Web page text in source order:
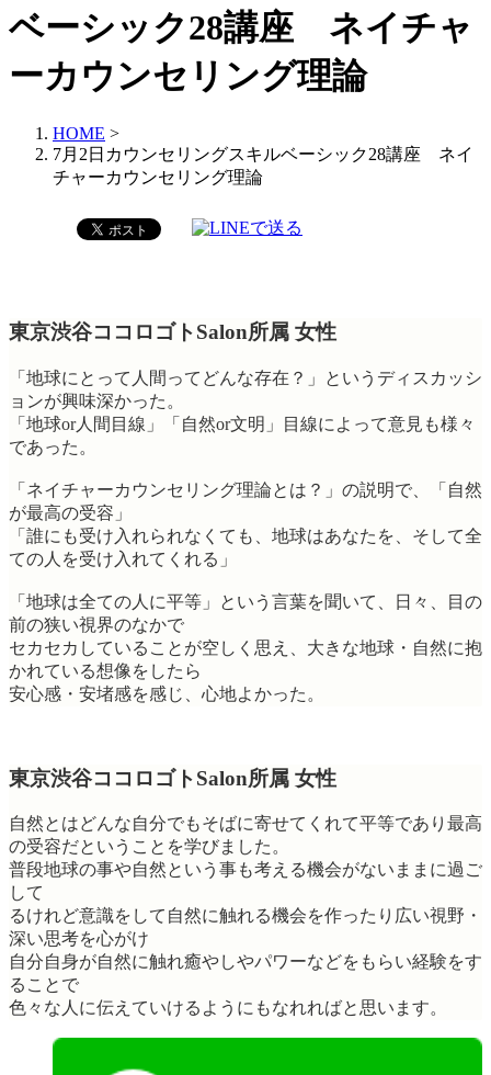
ベーシック28講座 ネイチャ
ーカウンセリング理論
HOME >
7月2日カウンセリングスキルベーシック28講座 ネイ
チャーカウンセリング理論
東京渋谷ココロゴトSalon所属 女性
「地球にとって人間ってどんな存在？」というディスカッシ
ョンが興味深かった。
「地球or人間目線」「自然or文明」目線によって意見も様々
であった。
「ネイチャーカウンセリング理論とは？」の説明で、「自然
が最高の受容」
「誰にも受け入れられなくても、地球はあなたを、そして全
ての人を受け入れてくれる」
「地球は全ての人に平等」という言葉を聞いて、日々、目の
前の狭い視界のなかで
セカセカしていることが空しく思え、大きな地球・自然に抱
かれている想像をしたら
安心感・安堵感を感じ、心地よかった。
東京渋谷ココロゴトSalon所属 女性
自然とはどんな自分でもそばに寄せてくれて平等であり最高
の受容だということを学びました。
普段地球の事や自然という事も考える機会がないままに過ご
して
るけれど意識をして自然に触れる機会を作ったり広い視野・
深い思考を心がけ
自分自身が自然に触れ癒やしやパワーなどをもらい経験をす
ることで
色々な人に伝えていけるようにもなれればと思います。